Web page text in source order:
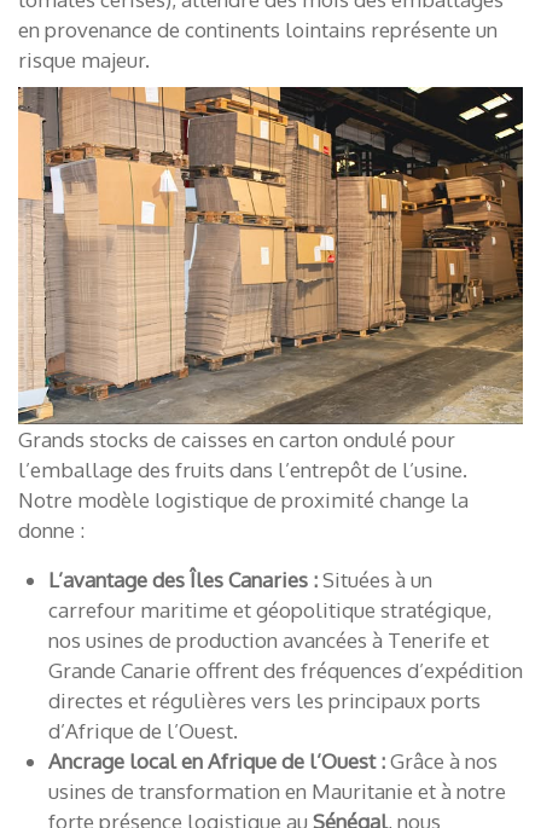
en provenance de continents lointains représente un
risque majeur.
Grands stocks de caisses en carton ondulé pour
l’emballage des fruits dans l’entrepôt de l’usine.
Notre modèle logistique de proximité change la
donne :
L’avantage des Îles Canaries :Situées à un
carrefour maritime et géopolitique stratégique,
nos usines de production avancées à Tenerife et
Grande Canarie offrent des fréquences d’expédition
directes et régulières vers les principaux ports
d’Afrique de l’Ouest.
Ancrage local en Afrique de l’Ouest :Grâce à nos
usines de transformation en Mauritanie et à notre
forte présence logistique au Sénégal, nous